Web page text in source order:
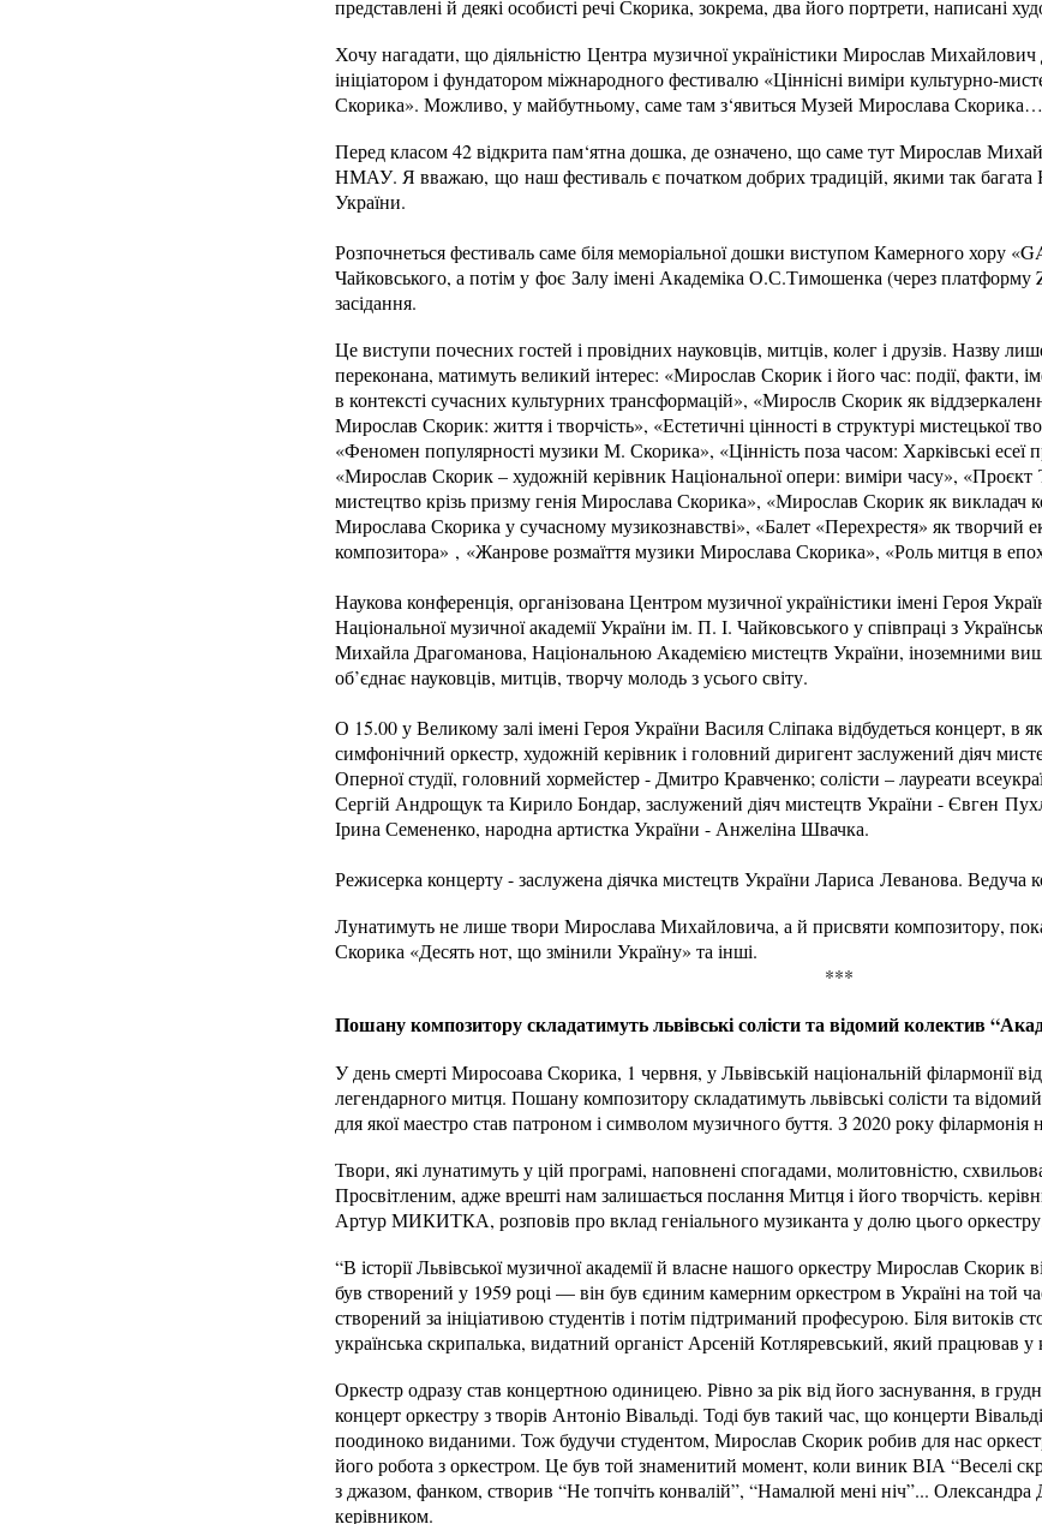
представлені й деякі особисті речі Скорика, зокрема, два його портрети, написані
Хочу нагадати, що діяльністю Центра музичної україністики Мирослав
ініціатором і фундатором міжнародного фестивалю «Ціннісні виміри культурно-
Скорика». Можливо, у майбутньому, саме там з‘явиться Музей Мирослава Скорика…
Перед класом 42 відкрита пам‘ятна дошка, де означено, що саме тут Мирослав
НМАУ. Я вважаю, що наш фестиваль є початком добрих традицій, якими так багата
України.
Розпочнеться фестиваль саме біля меморіальної дошки виступом Камерного
Чайковського, а потім у фоє Залу імені Академіка О.С.Тимошенка (через платформу
засідання.
Це виступи почесних гостей і провідних науковців, митців, колег і друзів. Назву
переконана, матимуть великий інтерес: «Мирослав Скорик і його час: події, факти,
в контексті сучасних культурних трансформацій», «Мирослв Скорик як
Мирослав Скорик: життя і творчість», «Естетичні цінності в структурі мистецької
«Феномен популярності музики М. Скорика», «Цінність поза часом: Харківські есеї
«Мирослав Скорик – художній керівник Національної опери: виміри часу»,
мистецтво крізь призму генія Мирослава Скорика», «Мирослав Скорик як викладач
Мирослава Скорика у сучасному музикознавстві», «Балет «Перехрестя» як творчий
композитора» , «Жанрове розмаїття музики Мирослава Скорика», «Роль митця в
Наукова конференція, організована Центром музичної україністики імені Героя
Національної музичної академії України ім. П. І. Чайковського у співпраці з
Михайла Драгоманова, Національною Академією мистецтв України, іноземними
об’єднає науковців, митців, творчу молодь з усього світу.
О 15.00 у Великому залі імені Героя України Василя Сліпака відбудеться концерт, в
симфонічний оркестр, художній керівник і головний диригент заслужений діяч
Оперної студії, головний хормейстер - Дмитро Кравченко; солісти – лауреати
Сергій Андрощук та Кирило Бондар, заслужений діяч мистецтв України - Євген
Ірина Семененко, народна артистка України - Анжеліна Швачка.
Режисерка концерту - заслужена діячка мистецтв України Лариса Леванова. Ведуча
Лунатимуть не лише твори Мирослава Михайловича, а й присвяти композитору,
Скорика «Десять нот, що змінили Україну» та інші.
***
Пошану композитору складатимуть львівські солісти та відомий колектив
У день смерті Миросоава Скорика, 1 червня, у Львівській національній філармонії
легендарного митця. Пошану композитору складатимуть львівські солісти та
для якої маестро став патроном і символом музичного буття. З 2020 року філармонія
Твори, які лунатимуть у цій програмі, наповнені спогадами, молитовністю,
Просвітленим, адже врешті нам залишається послання Митця і його творчість.
Артур МИКИТКА, розповів про вклад геніального музиканта у долю цього
“В історії Львівської музичної академії й власне нашого оркестру Мирослав Скорик
був створений у 1959 році — він був єдиним камерним оркестром в Україні на той
створений за ініціативою студентів і потім підтриманий професурою. Біля витоків
українська скрипалька, видатний органіст Арсеній Котляревський, який працював у
Оркестр одразу став концертною одиницею. Рівно за рік від його заснування, в
концерт оркестру з творів Антоніо Вівальді. Тоді був такий час, що концерти
поодиноко виданими. Тож будучи студентом, Мирослав Скорик робив для нас
його робота з оркестром. Це був той знаменитий момент, коли виник ВІА “Веселі
з джазом, фанком, створив “Не топчіть конвалій”, “Намалюй мені ніч”...
керівником.